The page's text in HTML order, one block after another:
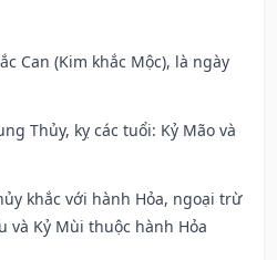
Can (Kim khắc Mộc), là ngày
Thủy, kỵ các tuổi: Kỷ Mão và
khắc với hành Hỏa, ngoại trừ
và Kỷ Mùi thuộc hành Hỏa